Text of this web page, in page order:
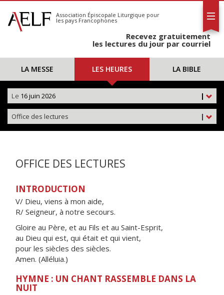
S'abonner
Calendrier
Association Épiscopale Liturgique pour
les pays Francophones
Recevez gratuitement
les lectures du jour par courriel
LA MESSE LES HEURES LA BIBLE
|
Le 16 juin 2026
|
Office des lectures
OFFICE DES LECTURES
INTRODUCTION
V/ Dieu, viens à mon aide,
R/ Seigneur, à notre secours.
Gloire au Père, et au Fils et au Saint-Esprit,
au Dieu qui est, qui était et qui vient,
pour les siècles des siècles.
Amen. (Alléluia.)
HYMNE : UN CHANT RASSEMBLE DANS LA
NUIT